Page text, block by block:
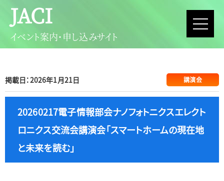
JACI
イベント案内・申し込みサイト
掲載日：2026年1月21日 講演会
20260217電子情報部会ナノフォトニクスエレクト
ロニクス交流会講演会「スマートホームの現在地
と未来を読む」